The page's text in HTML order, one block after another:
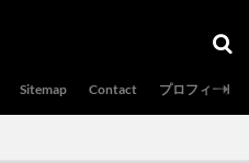
Sitemap Contact プロフィール